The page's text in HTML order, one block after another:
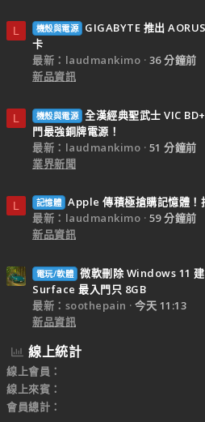
L 機殼與電源
GIGABYTE 推出
卡
最新：laudmankimo
36 分鐘前
新品資訊
L 機殼與電源 全漢經典聖武士 VIC
門最強銅牌電源！
最新：laudmankimo
51 分鐘前
業界新聞
L 記憶體 Apple 傳積極搶購記憶體！
最新：laudmankimo
59 分鐘前
新品資訊
電玩/軟體 微軟刪除 Windows 11
Surface 最入門只 8GB
最新：soothepain
今天 11:13
新品資訊
線上統計
線上會員
線上來賓
會員總計